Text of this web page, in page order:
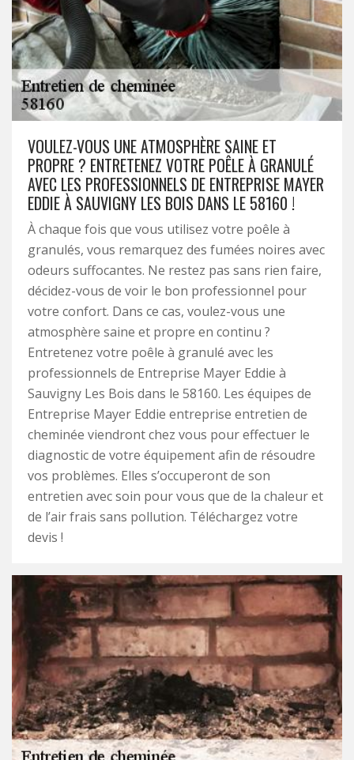
VOULEZ-VOUS UNE ATMOSPHÈRE SAINE ET
PROPRE ? ENTRETENEZ VOTRE POÊLE À GRANULÉ
AVEC LES PROFESSIONNELS DE ENTREPRISE MAYER
EDDIE À SAUVIGNY LES BOIS DANS LE 58160 !
À chaque fois que vous utilisez votre poêle à
granulés, vous remarquez des fumées noires avec
odeurs suffocantes. Ne restez pas sans rien faire,
décidez-vous de voir le bon professionnel pour
votre confort. Dans ce cas, voulez-vous une
atmosphère saine et propre en continu ?
Entretenez votre poêle à granulé avec les
professionnels de Entreprise Mayer Eddie à
Sauvigny Les Bois dans le 58160. Les équipes de
Entreprise Mayer Eddie entreprise entretien de
cheminée viendront chez vous pour effectuer le
diagnostic de votre équipement afin de résoudre
vos problèmes. Elles s’occuperont de son
entretien avec soin pour vous que de la chaleur et
de l’air frais sans pollution. Téléchargez votre
devis !